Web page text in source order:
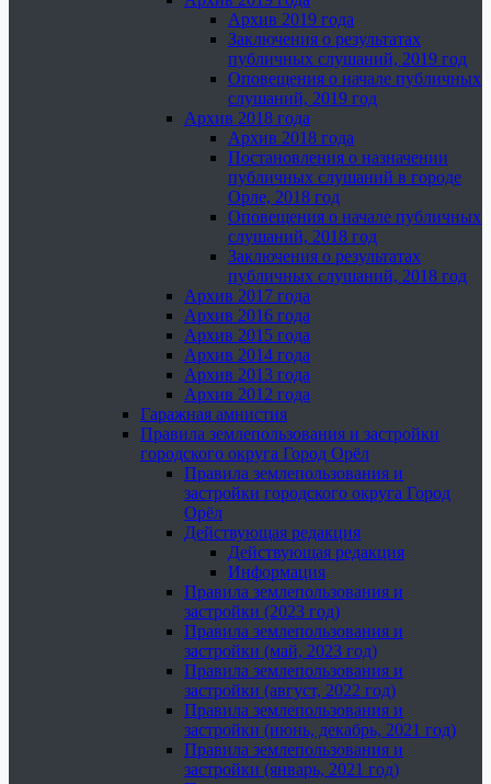
Архив 2019 года
Заключения о результатах
публичных слушаний, 2019 год
Оповещения о начале публичных
слушаний, 2019 год
Архив 2018 года
Архив 2018 года
Постановления о назначении
публичных слушаний в городе
Орле, 2018 год
Оповещения о начале публичных
слушаний, 2018 год
Заключения о результатах
публичных слушаний, 2018 год
Архив 2017 года
Архив 2016 года
Архив 2015 года
Архив 2014 года
Архив 2013 года
Архив 2012 года
Гаражная амнистия
Правила землепользования и застройки
городского округа Город Орёл
Правила землепользования и
застройки городского округа Город
Орёл
Действующая редакция
Действующая редакция
Информация
Правила землепользования и
застройки (2023 год)
Правила землепользования и
застройки (май, 2023 год)
Правила землепользования и
застройки (август, 2022 год)
Правила землепользования и
застройки (июнь, декабрь, 2021 год)
Правила землепользования и
застройки (январь, 2021 год)